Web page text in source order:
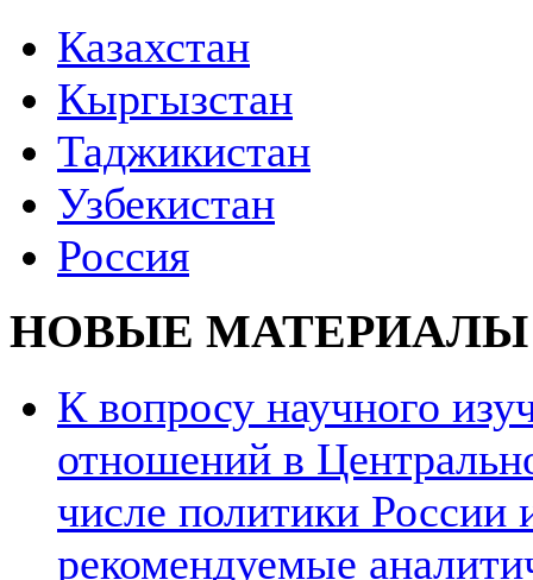
Казахстан
Кыргызстан
Таджикистан
Узбекистан
Россия
НОВЫЕ МАТЕРИАЛЫ
К вопросу научного
отношений в
числе политики России
рекомендуемые